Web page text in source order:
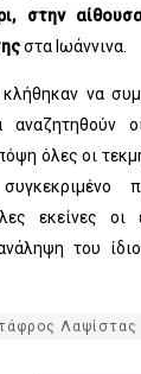
στην
στα Ιωάννινα.
να
αναζητηθούν
όλες οι
εκείνες οι
του
Λαψίστας